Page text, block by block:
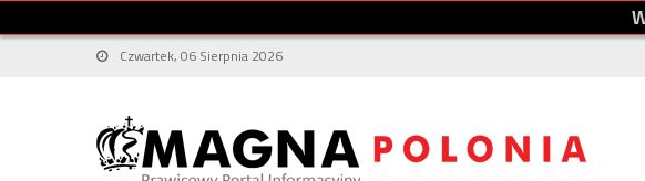
Czwartek, 06 Sierpnia 2026